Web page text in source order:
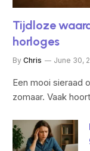
Tijdloze
horloges
By Chris June 30,
Een mooi sieraad
zomaar. Vaak